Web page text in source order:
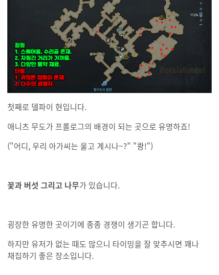
첫째로 델파이 현입니다.
애니츠 무도가 프롤로그의 배경이 되는 곳으로 유명하죠!
("어디, 우리 아가씨는 울고 계시나~?" "쾅!")
꽃과 버섯 그리고 나무가 있습니다.
굉장한 유명한 곳이기에 종종 경쟁이 생기곤 합니다.
하지만 유저가 없는 때도 많으니 타이밍을 잘 맞추시면 꽤나
채집하기 좋은 장소입니다.